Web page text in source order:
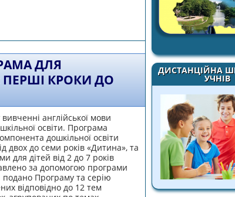
ДИСТАНЦІЙНА
УЧНІВ
-English” Мій віртуальний репетитор
ДЛЯ
ПЕРШІ КРОКИ ДО
англійської мови
освіти. Програма
дошкільної освіти
двох до семи років «Дитина», та
для дітей від 2 до 7 років
за допомогою програми
подано Програму та серію
відповідно до 12 тем